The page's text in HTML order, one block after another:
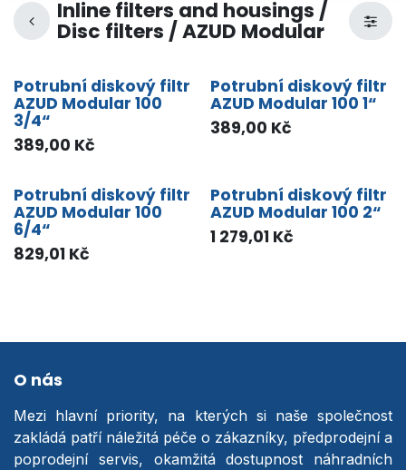
Inline filters and housings /
Disc filters / AZUD Modular
Potrubní diskový filtr
AZUD Modular 100
3/4“
389,00 Kč
Potrubní diskový filtr
AZUD Modular 100 1“
389,00 Kč
Potrubní diskový filtr
AZUD Modular 100
6/4“
829,01 Kč
Potrubní diskový filtr
AZUD Modular 100 2“
1 279,01 Kč
O nás
Mezi hlavní priority, na kterých si naše společnost
zakládá patří náležitá péče o zákazníky, předprodejní a
poprodejní servis, okamžitá dostupnost náhradních